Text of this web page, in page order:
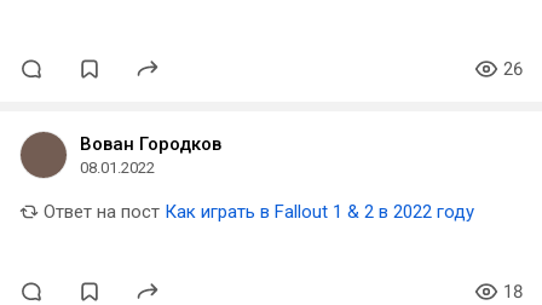
26
Вован Городков
08.01.2022
Ответ на пост Как играть в Fallout 1 & 2 в 2022 году
18